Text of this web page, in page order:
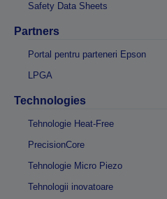
Safety Data Sheets
Partners
Portal pentru parteneri Epson
LPGA
Technologies
Tehnologie Heat-Free
PrecisionCore
Tehnologie Micro Piezo
Tehnologii inovatoare